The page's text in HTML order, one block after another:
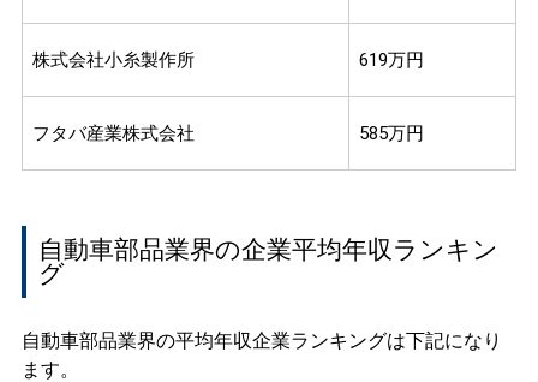
株式会社小糸製作所 619万円
フタバ産業株式会社 585万円
自動車部品業界の企業平均年収ランキン
グ
自動車部品業界の平均年収企業ランキングは下記になり
ます。